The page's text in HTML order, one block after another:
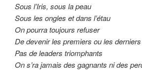
Sous l’Iris, sous la peau
Sous les ongles et dans l’étau
On pourra toujours refuser
De devenir les premiers ou les derniers
Pas de leaders triomphants
On s’ra jamais des gagnants ni des